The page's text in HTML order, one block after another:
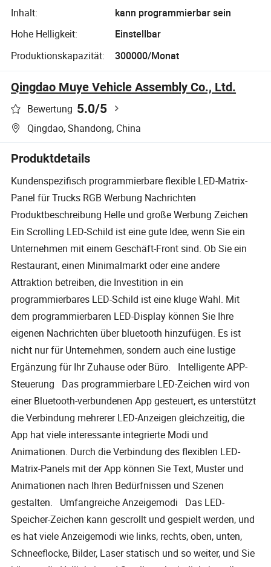
Inhalt:
kann programmierbar sein
Hohe Helligkeit:
Einstellbar
Produktionskapazität:
300000/Monat
Qingdao Muye Vehicle Assembly Co., Ltd.
Bewertung 5.0/5
Qingdao, Shandong, China
Produktdetails
Kundenspezifisch programmierbare flexible LED-Matrix-
Panel für Trucks RGB Werbung Nachrichten
Produktbeschreibung Helle und große Werbung Zeichen
Ein Scrolling LED-Schild ist eine gute Idee, wenn Sie ein
Unternehmen mit einem Geschäft-Front sind. Ob Sie ein
Restaurant, einen Minimalmarkt oder eine andere
Attraktion betreiben, die Investition in ein
programmierbares LED-Schild ist eine kluge Wahl. Mit
dem programmierbaren LED-Display können Sie Ihre
eigenen Nachrichten über bluetooth hinzufügen. Es ist
nicht nur für Unternehmen, sondern auch eine lustige
Ergänzung für Ihr Zuhause oder Büro. Intelligente APP-
Steuerung Das programmierbare LED-Zeichen wird von
einer Bluetooth-verbundenen App gesteuert, es unterstützt
die Verbindung mehrerer LED-Anzeigen gleichzeitig, die
App hat viele interessante integrierte Modi und
Animationen. Durch die Verbindung des flexiblen LED-
Matrix-Panels mit der App können Sie Text, Muster und
Animationen nach Ihren Bedürfnissen und Szenen
gestalten. Umfangreiche Anzeigemodi Das LED-
Speicher-Zeichen kann gescrollt und gespielt werden, und
es hat viele Anzeigemodi wie links, rechts, oben, unten,
Schneeflocke, Bilder, Laser statisch und so weiter, und Sie